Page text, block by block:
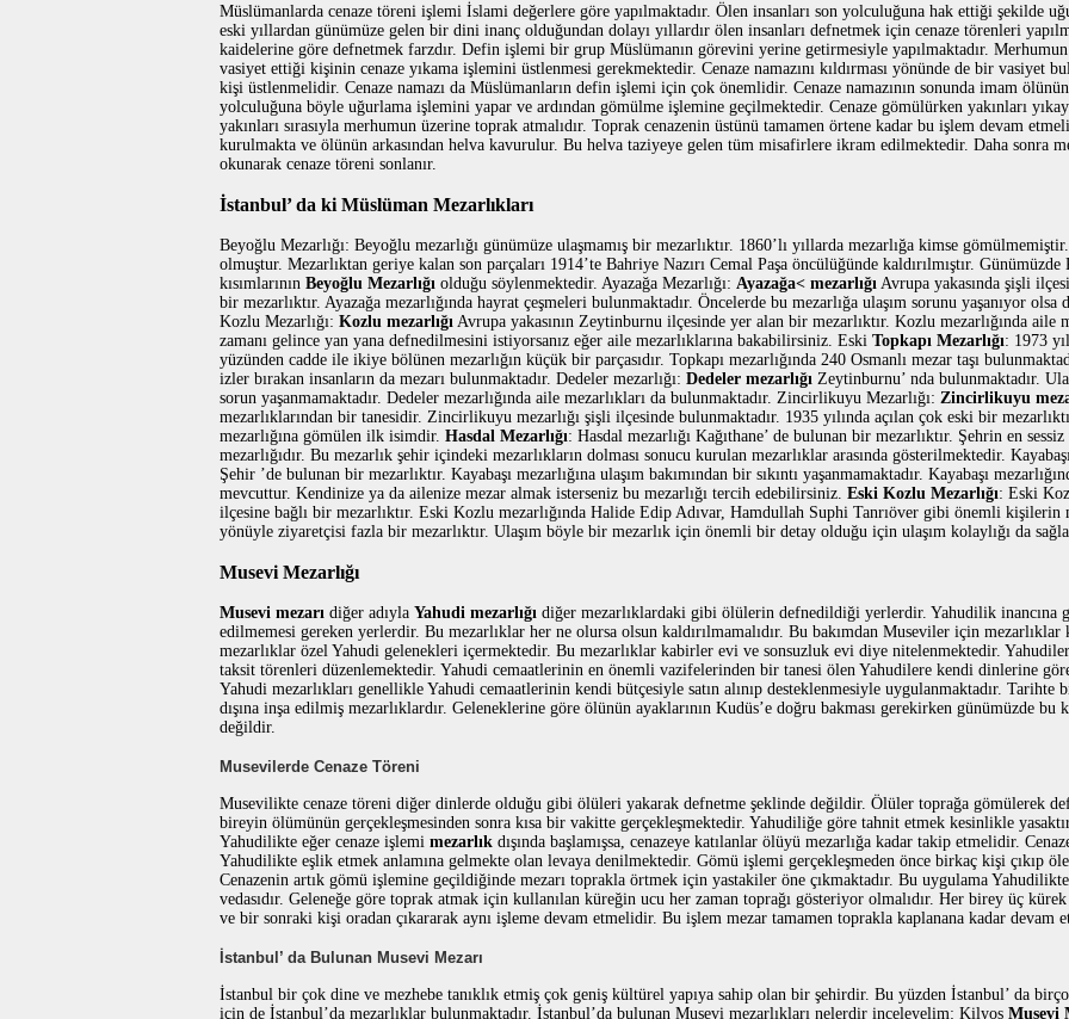
Müslümanlarda cenaze töreni işlemi İslami değerlere göre yapılmaktadır. Ölen insanları son yolculuğuna hak ettiği şekilde
eski yıllardan günümüze gelen bir dini inanç olduğundan dolayı yıllardır ölen insanları defnetmek için cenaze törenleri
kaidelerine göre defnetmek farzdır. Defin işlemi bir grup Müslümanın görevini yerine getirmesiyle yapılmaktadır. Merhumun
vasiyet ettiği kişinin cenaze yıkama işlemini üstlenmesi gerekmektedir. Cenaze namazını kıldırması yönünde de bir vasiyet
kişi üstlenmelidir. Cenaze namazı da Müslümanların defin işlemi için çok önemlidir. Cenaze namazının sonunda imam
yolculuğuna böyle uğurlama işlemini yapar ve ardından gömülme işlemine geçilmektedir. Cenaze gömülürken yakınları
yakınları sırasıyla merhumun üzerine toprak atmalıdır. Toprak cenazenin üstünü tamamen örtene kadar bu işlem devam
kurulmakta ve ölünün arkasından helva kavurulur. Bu helva taziyeye gelen tüm misafirlere ikram edilmektedir. Daha sonra
okunarak cenaze töreni sonlanır.
İstanbul’ da ki Müslüman Mezarlıkları
Beyoğlu Mezarlığı: Beyoğlu mezarlığı günümüze ulaşmamış bir mezarlıktır. 1860’lı yıllarda mezarlığa kimse
olmuştur. Mezarlıktan geriye kalan son parçaları 1914’te Bahriye Nazırı Cemal Paşa öncülüğünde kaldırılmıştır.
kısımlarının Beyoğlu Mezarlığı olduğu söylenmektedir. Ayazağa Mezarlığı: Ayazağa< mezarlığı Avrupa yakasında şişli
bir mezarlıktır. Ayazağa mezarlığında hayrat çeşmeleri bulunmaktadır. Öncelerde bu mezarlığa ulaşım sorunu yaşanıyor
Kozlu Mezarlığı: Kozlu mezarlığı Avrupa yakasının Zeytinburnu ilçesinde yer alan bir mezarlıktır. Kozlu mezarlığında aile
zamanı gelince yan yana defnedilmesini istiyorsanız eğer aile mezarlıklarına bakabilirsiniz. Eski Topkapı Mezarlığı: 1973
yüzünden cadde ile ikiye bölünen mezarlığın küçük bir parçasıdır. Topkapı mezarlığında 240 Osmanlı mezar taşı
izler bırakan insanların da mezarı bulunmaktadır. Dedeler mezarlığı: Dedeler mezarlığı Zeytinburnu’ nda bulunmaktadır.
sorun yaşanmamaktadır. Dedeler mezarlığında aile mezarlıkları da bulunmaktadır. Zincirlikuyu Mezarlığı: Zincirlikuyu
mezarlıklarından bir tanesidir. Zincirlikuyu mezarlığı şişli ilçesinde bulunmaktadır. 1935 yılında açılan çok eski bir
mezarlığına gömülen ilk isimdir. Hasdal Mezarlığı: Hasdal mezarlığı Kağıthane’ de bulunan bir mezarlıktır. Şehrin en
mezarlığıdır. Bu mezarlık şehir içindeki mezarlıkların dolması sonucu kurulan mezarlıklar arasında gösterilmektedir.
Şehir ’de bulunan bir mezarlıktır. Kayabaşı mezarlığına ulaşım bakımından bir sıkıntı yaşanmamaktadır. Kayabaşı
mevcuttur. Kendinize ya da ailenize mezar almak isterseniz bu mezarlığı tercih edebilirsiniz. Eski Kozlu Mezarlığı: Eski
ilçesine bağlı bir mezarlıktır. Eski Kozlu mezarlığında Halide Edip Adıvar, Hamdullah Suphi Tanrıöver gibi önemli kişilerin
yönüyle ziyaretçisi fazla bir mezarlıktır. Ulaşım böyle bir mezarlık için önemli bir detay olduğu için ulaşım kolaylığı da
Musevi Mezarlığı
Musevi mezarı diğer adıyla Yahudi mezarlığı diğer mezarlıklardaki gibi ölülerin defnedildiği yerlerdir. Yahudilik inancına
edilmemesi gereken yerlerdir. Bu mezarlıklar her ne olursa olsun kaldırılmamalıdır. Bu bakımdan Museviler için
mezarlıklar özel Yahudi gelenekleri içermektedir. Bu mezarlıklar kabirler evi ve sonsuzluk evi diye nitelenmektedir.
taksit törenleri düzenlemektedir. Yahudi cemaatlerinin en önemli vazifelerinden bir tanesi ölen Yahudilere kendi dinlerine
Yahudi mezarlıkları genellikle Yahudi cemaatlerinin kendi bütçesiyle satın alınıp desteklenmesiyle uygulanmaktadır.
dışına inşa edilmiş mezarlıklardır. Geleneklerine göre ölünün ayaklarının Kudüs’e doğru bakması gerekirken günümüzde
değildir.
Musevilerde Cenaze Töreni
Musevilikte cenaze töreni diğer dinlerde olduğu gibi ölüleri yakarak defnetme şeklinde değildir. Ölüler toprağa gömülerek
bireyin ölümünün gerçekleşmesinden sonra kısa bir vakitte gerçekleşmektedir. Yahudiliğe göre tahnit etmek kesinlikle
Yahudilikte eğer cenaze işlemi mezarlık dışında başlamışsa, cenazeye katılanlar ölüyü mezarlığa kadar takip etmelidir.
Yahudilikte eşlik etmek anlamına gelmekte olan levaya denilmektedir. Gömü işlemi gerçekleşmeden önce birkaç kişi çıkıp
Cenazenin artık gömü işlemine geçildiğinde mezarı toprakla örtmek için yastakiler öne çıkmaktadır. Bu uygulama
vedasıdır. Geleneğe göre toprak atmak için kullanılan küreğin ucu her zaman toprağı gösteriyor olmalıdır. Her birey üç
ve bir sonraki kişi oradan çıkararak aynı işleme devam etmelidir. Bu işlem mezar tamamen toprakla kaplanana kadar devam
İstanbul’ da Bulunan Musevi Mezarı
İstanbul bir çok dine ve mezhebe tanıklık etmiş çok geniş kültürel yapıya sahip olan bir şehirdir. Bu yüzden İstanbul’ da
için de İstanbul’da mezarlıklar bulunmaktadır. İstanbul’da bulunan Musevi mezarlıkları nelerdir inceleyelim: Kilyos Musevi